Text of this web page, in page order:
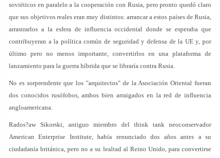
soviéticos en paralelo a la cooperación con Rusia, pero pronto quedó claro
que sus objetivos reales eran muy distintos: arrancar a estos países de Rusia,
arrastrarlos a la esfera de influencia occidental donde se esperaba que
contribuyeran a la política común de seguridad y defensa de la UE y, por
último pero no menos importante, convertirlos en una plataforma de
lanzamiento para la guerra híbrida que se libraría contra Rusia.
No es sorprendente que los "arquitectos" de la Asociación Oriental fueran
dos conocidos rusófobos, ambos bien arraigados en la red de influencia
angloamericana.
Rados?aw Sikorski, antiguo miembro del think tank neoconservador
American Enterprise Institute, había renunciado dos años antes a su
ciudadanía británica, pero no a su lealtad al Reino Unido, para convertirse